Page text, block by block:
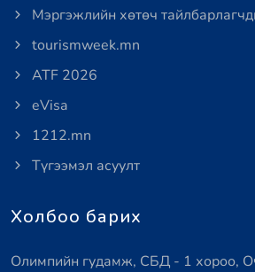
Мэргэжлийн хөтөч
tourismweek.mn
ATF 2026
eVisa
1212.mn
Түгээмэл асуулт
Холбоо барих
Олимпийн гудамж, СБД - 1 хороо,